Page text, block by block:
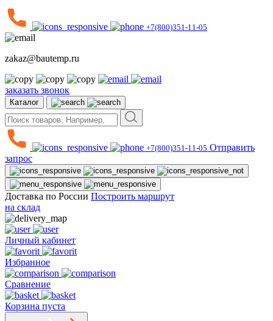
+7(800)351-11-05
zakaz@bautemp.ru
заказать звонок
Каталог
+7(800)351-11-05 Отправить
запрос
Доставка по России Построить маршрут
на склад
Личный кабинет
Избранное
Сравнение
Корзина пуста